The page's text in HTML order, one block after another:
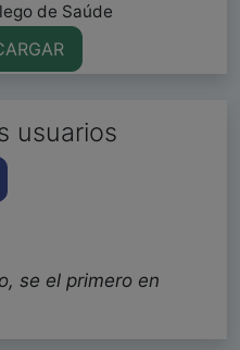
de Saúde
usuarios
se el primero en